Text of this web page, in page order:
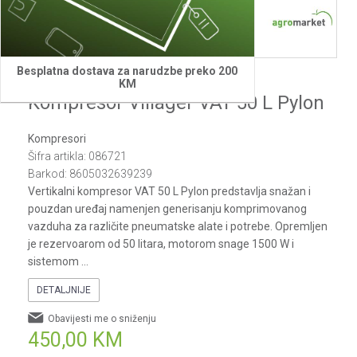
Besplatna dostava za narudzbe preko 200
KM
2 3
Villager
Kompresor Villager VAT 50 L Pylon
Kompresori
Šifra artikla: 086721
Barkod: 8605032639239
Vertikalni kompresor VAT 50 L Pylon predstavlja snažan i
pouzdan uređaj namenjen generisanju komprimovanog
vazduha za različite pneumatske alate i potrebe. Opremljen
je rezervoarom od 50 litara, motorom snage 1500 W i
sistemom
DETALJNIJE
450,00 KM
Obavijesti me o sniženju